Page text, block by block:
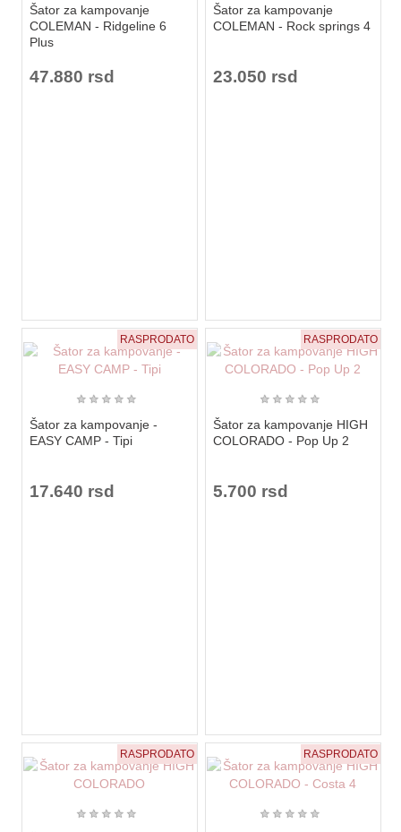
Šator za kampovanje
COLEMAN - Ridgeline 6
Plus
47.880 rsd
Šator za kampovanje
COLEMAN - Rock springs 4
23.050 rsd
RASPRODATO
★ ★ ★ ★ ★
Šator za kampovanje -
EASY CAMP - Tipi
17.640 rsd
RASPRODATO
★ ★ ★ ★ ★
Šator za kampovanje HIGH
COLORADO - Pop Up 2
5.700 rsd
RASPRODATO
★ ★ ★ ★ ★
RASPRODATO
★ ★ ★ ★ ★